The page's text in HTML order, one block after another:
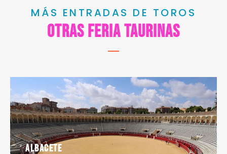
MÁS ENTRADAS DE TOROS
OTRAS FERIA TAURINAS
Albacete